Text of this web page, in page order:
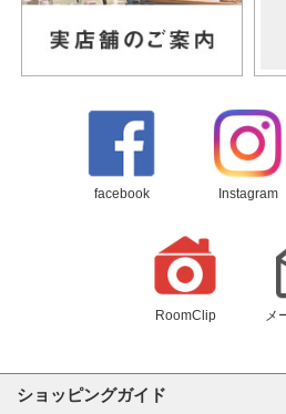
facebook Instagram
RoomClip メ
ショッピングガイド